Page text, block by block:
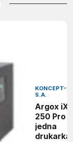
KONCEPT-L
S.A.
Argox
250 Pro -
jedna
drukarka,